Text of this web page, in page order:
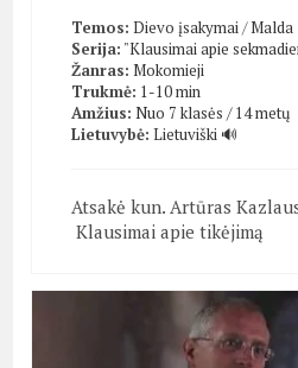
Temos: Dievo įsakymai/Malda
Serija: "Klausimai apie
Žanras: Mokomieji
Trukmė: 1-10 min
Amžius: Nuo 7 klasės / 14 metų
Lietuvybė: Lietuviški 🔊
Atsakė kun. Artūras
Klausimai apie tikėjimą